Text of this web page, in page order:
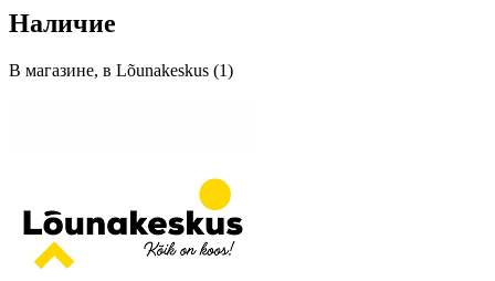
Наличие
В магазине, в Lõunakeskus (1)